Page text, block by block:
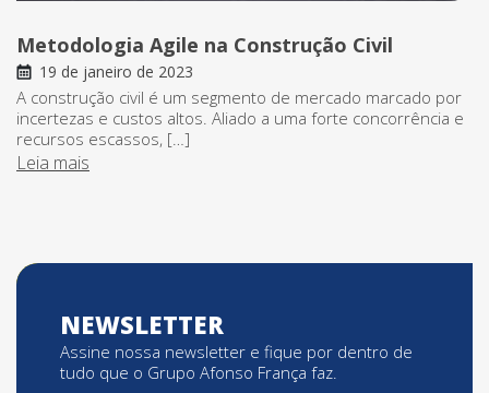
Metodologia Agile na Construção Civil
19 de janeiro de 2023
A construção civil é um segmento de mercado marcado por
incertezas e custos altos. Aliado a uma forte concorrência e
recursos escassos, […]
Leia mais
NEWSLETTER
Assine nossa newsletter e fique por dentro de
tudo que o Grupo Afonso França faz.